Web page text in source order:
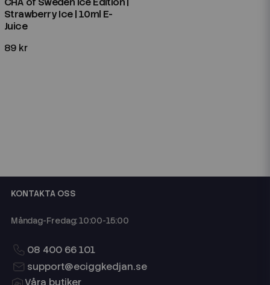
Strawberry Ice | 10ml E-
Juice
89 kr
KONTAKTA OSS
Måndag-Fredag: 10:00-15:00
08 400 66 101
support@eciggkedjan.se
Våra butiker